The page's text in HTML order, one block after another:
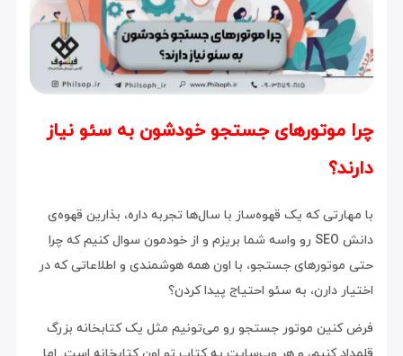
چرا موتورهای جستجو خودشون به سئو نیاز
دارند؟
با مهارتی که یک قهوه‌ساز با سال‌ها تجربه داره، بذارین قهوه‌ی
دانش SEO رو واسه شما بریزم و از خودمون سوال کنیم که چرا
حتی موتورهای جستجو، با اون همه هوشمندی و اطلاعاتی که در
اختیار دارن، به سئو احتیاج پیدا کردن؟
فرض کنین موتور جستجو رو می‌تونیم مثل یک کتابخانه بزرگ